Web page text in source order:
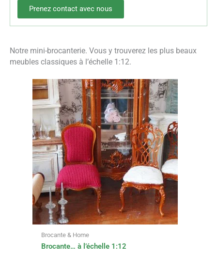
Prenez contact avec nous
Notre mini-brocanterie. Vous y trouverez les plus beaux
meubles classiques à l’échelle 1:12.
Brocante & Home
Brocante… à l’échelle 1:12
Plage
de
prix :
€2,20
à
€67,99